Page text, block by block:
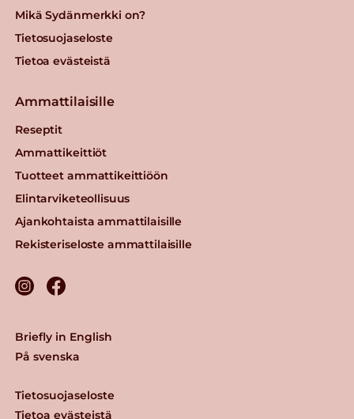
Mikä Sydänmerkki on?
Tietosuojaseloste
Tietoa evästeistä
Ammattilaisille
Reseptit
Ammattikeittiöt
Tuotteet ammattikeittiöön
Elintarviketeollisuus
Ajankohtaista ammattilaisille
Rekisteriseloste ammattilaisille
Tietosuojaseloste
Tietoa evästeistä
Briefly in English
På svenska